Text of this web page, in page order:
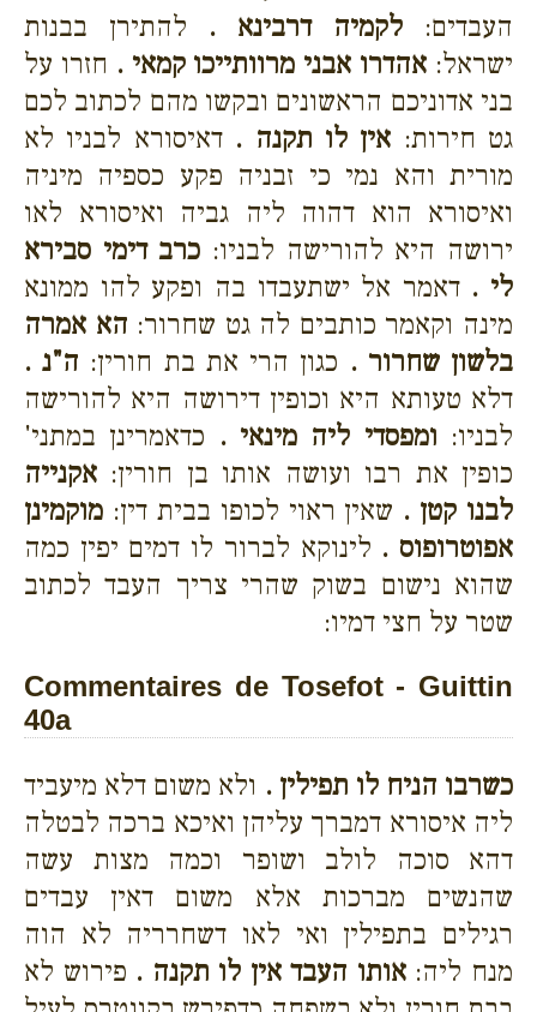
העבדים: לקמיה דרבינא . להתירן בבנות
ישראל: אהדרו אבני מרוותייכו קמאי . חזרו על
בני אדוניכם הראשונים ובקשו מהם לכתוב לכם
גט חירות: אין לו תקנה . דאיסורא לבניו לא
מורית והא נמי כי זבניה פקע כספיה מיניה
ואיסורא הוא דהוה ליה גביה ואיסורא לאו
ירושה היא להורישה לבניו: כרב דימי סבירא
לי . דאמר אל ישתעבדו בה ופקע להו ממונא
מינה וקאמר כותבים לה גט שחרור: הא אמרה
בלשון שחרור . כגון הרי את בת חורין: ה"נ .
דלא טעותא היא וכופין דירושה היא להורישה
לבניו: ומפסדי ליה מינאי . כדאמרינן במתני'
כופין את רבו ועושה אותו בן חורין: אקנייה
לבנו קטן . שאין ראוי לכופו בבית דין: מוקמינן
אפוטרופוס . לינוקא לברור לו דמים יפין כמה
שהוא נישום בשוק שהרי צריך העבד לכתוב
שטר על חצי דמיו:
Commentaires de Tosefot - Guittin
40a
כשרבו הניח לו תפילין . ולא משום דלא מיעביד
ליה איסורא דמברך עליהן ואיכא ברכה לבטלה
דהא סוכה לולב ושופר וכמה מצות עשה
שהנשים מברכות אלא משום דאין עבדים
רגילים בתפילין ואי לאו דשחרריה לא הוה
מנח ליה:אותו העבד אין לו תקנה . פירוש לא